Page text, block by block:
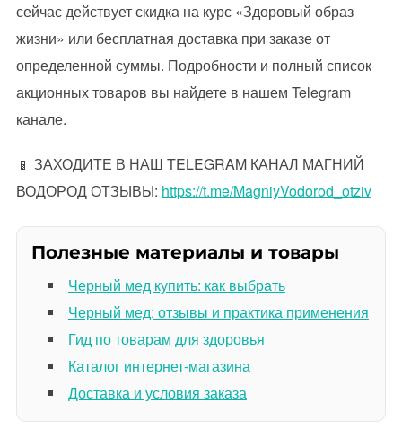
сейчас действует скидка на курс «Здоровый образ
жизни» или бесплатная доставка при заказе от
определенной суммы. Подробности и полный список
акционных товаров вы найдете в нашем Telegram
канале.
📱 ЗАХОДИТЕ В НАШ TELEGRAM КАНАЛ МАГНИЙ
ВОДОРОД ОТЗЫВЫ: https://t.me/MagniyVodorod_otziv
Полезные материалы и товары
Черный мед купить: как выбрать
Черный мед: отзывы и практика применения
Гид по товарам для здоровья
Каталог интернет-магазина
Доставка и условия заказа